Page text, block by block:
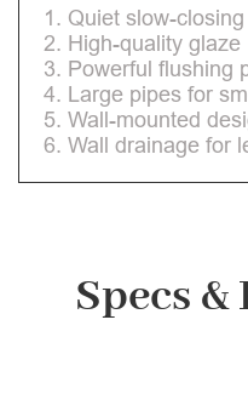
1. Quiet slow-
2. High-quality glaze
3. Powerful flushing
4. Large pipes for
5. Wall-mounted
6. Wall drainage for
Specs